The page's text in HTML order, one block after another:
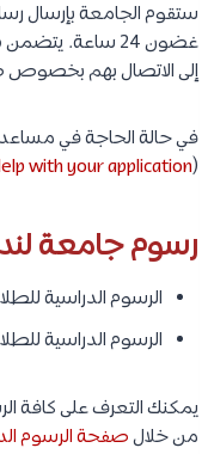
ستقوم الجامعة بإرسال
غضون 24 ساعة.
إلى الاتصال بهم
في حالة الحاجة في
(
with your application
رسوم جامعة
الرسوم الدراسية للطلاب المحليين
الرسوم الدراسية للطلاب الدوليين :
يمكنك التعرف على كافة
من خلالصفحة الرسوم